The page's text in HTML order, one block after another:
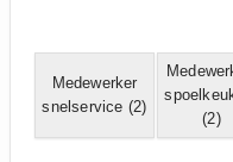
Medewerker
snelservice (2)
(2)